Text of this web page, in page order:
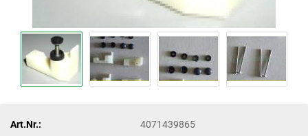
Art.Nr.:
4071439865